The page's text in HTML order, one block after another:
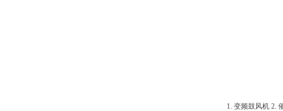
1. 变频鼓风机 2.